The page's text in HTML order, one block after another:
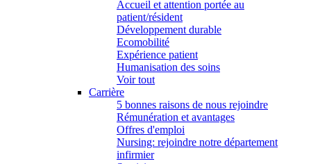
Accueil et attention portée au
patient/résident
Développement durable
Ecomobilité
Expérience patient
Humanisation des soins
Voir tout
Carrière
5 bonnes raisons de nous rejoindre
Rémunération et avantages
Offres d'emploi
Nursing: rejoindre notre département
infirmier